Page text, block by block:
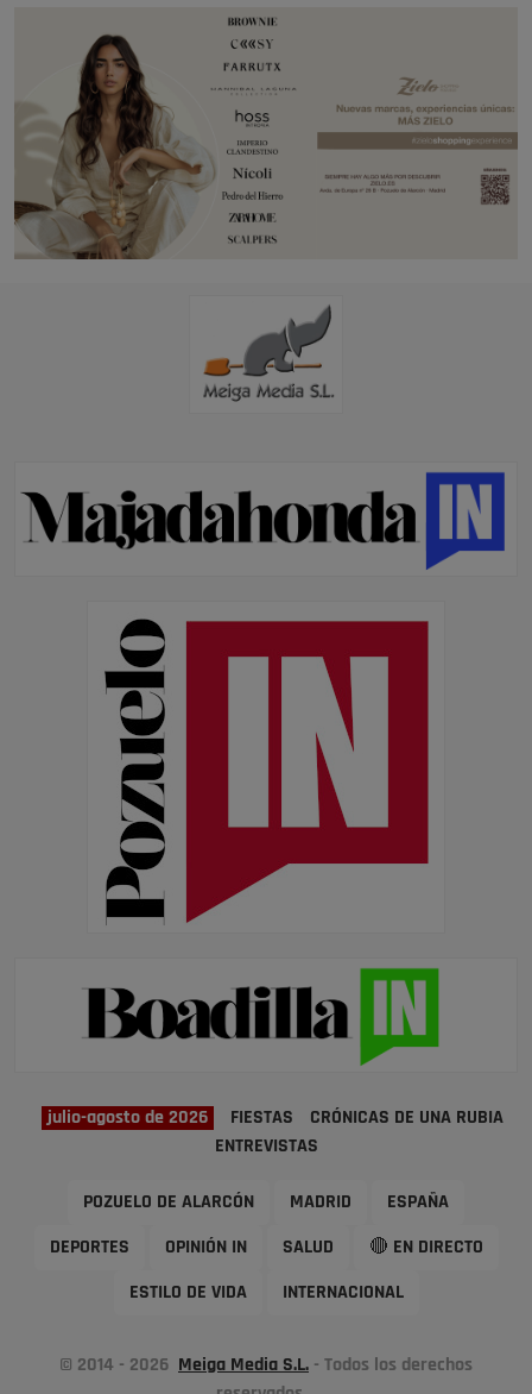
julio-agosto de 2026 FIESTAS
CRÓNICAS DE UNA RUBIA
ENTREVISTAS
POZUELO DE ALARCÓN MADRID ESPAÑA
DEPORTES OPINIÓN IN SALUD 🔴 EN DIRECTO
ESTILO DE VIDA INTERNACIONAL
© 2014 - 2026 Meiga Media S.L. - Todos los derechos